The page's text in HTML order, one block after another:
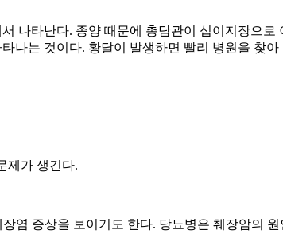
나타난다. 종양 때문에 총담관이 십이지장으
나는 것이다. 황달이 발생하면 빨리 병원을 찾
제가 생긴다.
염 증상을 보이기도 한다. 당뇨병은 췌장암의